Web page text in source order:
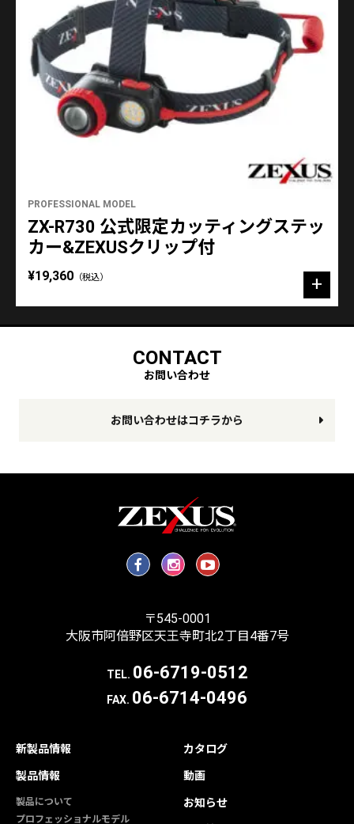
PROFESSIONAL MODEL
ZX-R730 公式限定カッティングステッ
カー&ZEXUSクリップ付
¥19,360 （税込）
CONTACT
お問い合わせ
お問い合わせはコチラから
〒545-0001
大阪市阿倍野区天王寺町北2丁目4番7号
TEL. 06-6719-0512
FAX. 06-6714-0496
新製品情報
製品情報
製品について
プロフェッショナルモデル
カタログ
動画
お知らせ